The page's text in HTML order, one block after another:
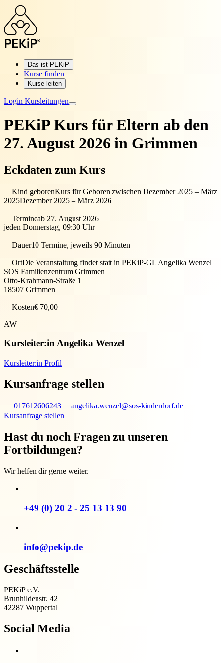
Das ist PEKiP
Kurse finden
Kurse leiten
Login Kursleitungen
PEKiP Kurs für Eltern ab den
27. August 2026 in Grimmen
Eckdaten zum Kurs
Kind geborenKurs für Geboren zwischen Dezember 2025 – März
2025Dezember 2025 – März 2026
Termineab 27. August 2026
jeden Donnerstag, 09:30 Uhr
Dauer10 Termine, jeweils 90 Minuten
OrtDie Veranstaltung findet statt in PEKiP-GL Angelika Wenzel
SOS Familienzentrum Grimmen
Otto-Krahmann-Straße 1
18507 Grimmen
Kosten€ 70,00
AW
Kursleiter:in Angelika Wenzel
Kursleiter:in Profil
Kursanfrage stellen
017612606243
angelika.wenzel@sos-kinderdorf.de
Kursanfrage stellen
Hast du noch Fragen zu unseren
Fortbildungen?
Wir helfen dir gerne weiter.
+49 (0) 20 2 - 25 13 13 90
info@pekip.de
Geschäftsstelle
PEKiP e.V.
Brunhildenstr. 42
42287 Wuppertal
Social Media